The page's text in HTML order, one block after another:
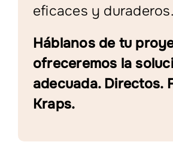
eficaces y duraderos.
Háblanos de tu
ofreceremos la
adecuada. Directos.
Kraps.